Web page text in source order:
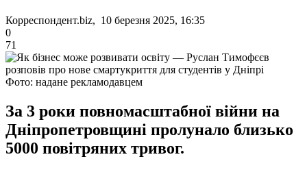
Корреспондент.biz, 10 березня 2025, 16:35
0
71
Фото: надане рекламодавцем
За 3 роки повномасштабної війни на
Дніпропетровщині пролунало близько
5000 повітряних тривог.